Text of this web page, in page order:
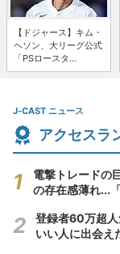
【ドジャース】キム・
ヘソン、大リーグ公式
「PSロースタ...
J-CAST ニュース
アクセスラ
電撃トレードの
の存在感薄れ...
登録者60万超
いい人に出会え